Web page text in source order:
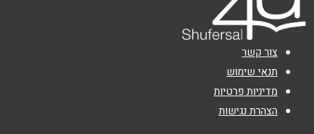
אימייל*
נושא*
אנא חזרו אלי בקשר ל...
צור קשר
תנאי שימוש
מדיניות פרטיות
הצהרת נגישות